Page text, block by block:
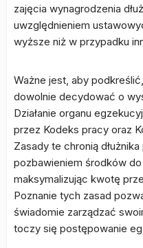
zajęcia wynagrodzenia
uwzględnieniem
wyższe niż w przypadku
Ważne jest, aby
dowolnie decydować o
Działanie organu
przez Kodeks pracy oraz
Zasady te chronią
pozbawieniem środków
maksymalizując kwotę
Poznanie tych zasad
świadomie zarządzać
toczy się postępowanie